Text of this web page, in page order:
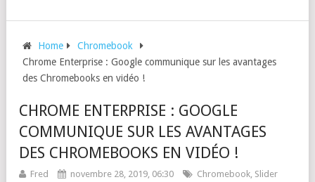
Home
Chromebook
Chrome Enterprise : Google communique sur les avantages
des Chromebooks en vidéo !
CHROME ENTERPRISE : GOOGLE
COMMUNIQUE SUR LES AVANTAGES
DES CHROMEBOOKS EN VIDÉO !
Fred novembre 28, 2019, 06:30 Chromebook, Slider